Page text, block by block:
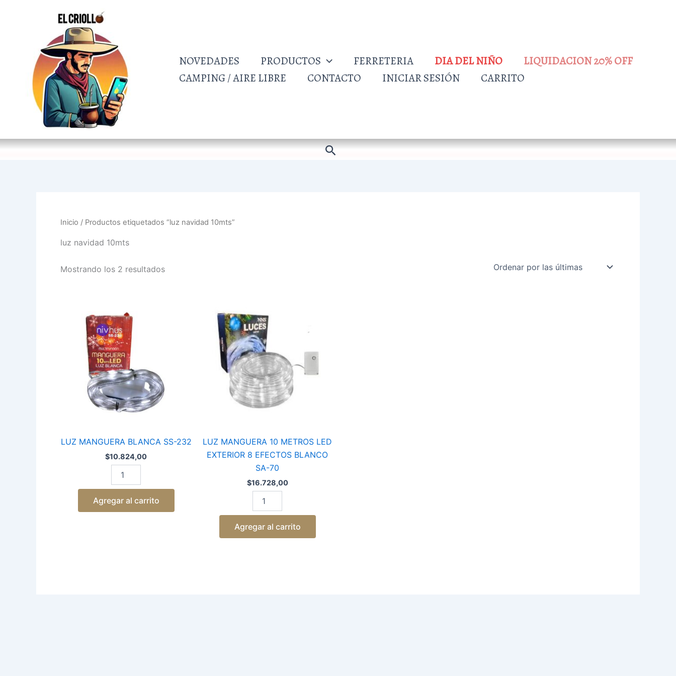
NOVEDADES PRODUCTOS FERRETERIA DIA DEL NIÑO
LIQUIDACION 20% OFF
CAMPING / AIRE LIBRE
CONTACTO INICIAR SESIÓN CARRITO
Buscar
Inicio / Productos etiquetados “luz navidad 10mts”
luz navidad 10mts
Mostrando los 2 resultados
LUZ MANGUERA BLANCA SS-232
$10.824,00
MANGUERA
BLANCA
SS-
232
cantidad
Agregar al carrito
LUZ MANGUERA 10 METROS LED
EXTERIOR 8 EFECTOS BLANCO
SA-70
$16.728,00
10
METROS
LED
EXTERIOR
8
EFECTOS
BLANCO
SA-
70
Agregar al carrito